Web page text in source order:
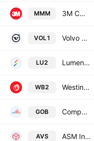
MMM 3M Company
VOL1 Volvo AB Class B
LU2 Lumentum Holdings, Inc.
WB2 Westinghouse Air Brake Technologies Corporation
GOB Compagnie de Saint-Gobain SA
AVS ASM International N.V.